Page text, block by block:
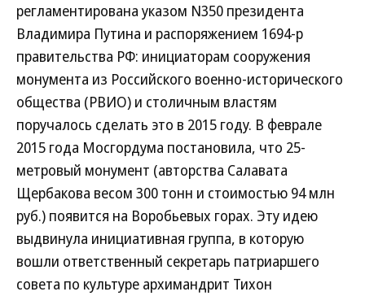
регламентирована указом N350 президента
Владимира Путина и распоряжением 1694-р
правительства РФ: инициаторам сооружения
монумента из Российского военно-исторического
общества (РВИО) и столичным властям
поручалось сделать это в 2015 году. В феврале
2015 года Мосгордума постановила, что 25-
метровый монумент (авторства Салавата
Щербакова весом 300 тонн и стоимостью 94 млн
руб.) появится на Воробьевых горах. Эту идею
выдвинула инициативная группа, в которую
вошли ответственный секретарь патриаршего
совета по культуре архимандрит Тихон